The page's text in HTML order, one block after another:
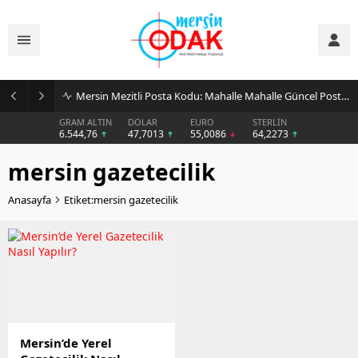
Mersin Mezitli Posta Kodu: Mahalle Mahalle Güncel Posta Kodu Rehberi
GRAM ALTIN
6.544,76
DOLAR
47,7013
EURO
55,0086
STERLİN
64,2273
mersin gazetecilik
Anasayfa Etiket:mersin gazetecilik
Mersin’de Yerel